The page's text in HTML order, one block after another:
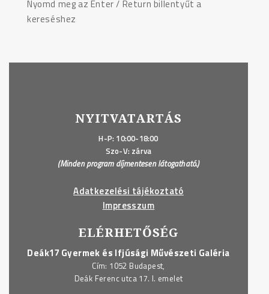
Nyomd meg az Enter / Return billentyűt a
kereséshez
NYITVATARTÁS
H-P: 10:00-18:00
Szo-V: zárva
(Minden program díjmentesen látogatható.)
Adatkezelési tájékoztató
Impresszum
ELÉRHETŐSÉG
Deák17 Gyermek és Ifjúsági Művészeti Galéria
Cím: 1052 Budapest,
Deák Ferenc utca 17. I. emelet